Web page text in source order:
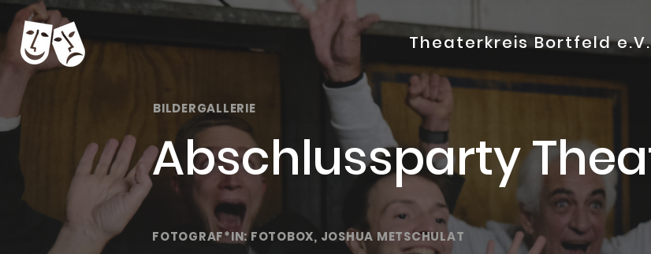
Theaterkreis Bortfeld e.V.
BILDERGALLERIE
FOTOGRAF*IN: FOTOBOX, JOSHUA METSCHULAT
Abschlussparty